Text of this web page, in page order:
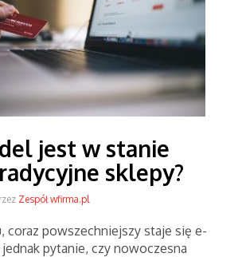
jest w stanie
sklepy?
Zespół wfirma.pl
coraz powszechniejszy staje się e-
pytanie, czy nowoczesna